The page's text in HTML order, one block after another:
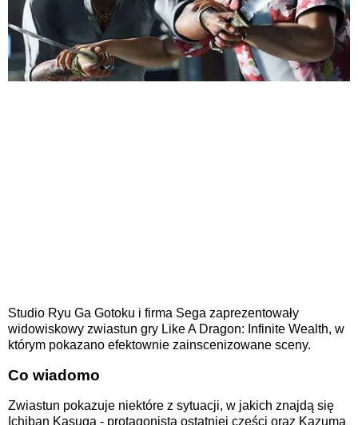
Studio Ryu Ga Gotoku i firma Sega zaprezentowały
widowiskowy zwiastun gry Like A Dragon: Infinite Wealth, w
którym pokazano efektownie zainscenizowane sceny.
Co wiadomo
Zwiastun pokazuje niektóre z sytuacji, w jakich znajdą się
Ichiban Kasuga - protagonista ostatniej części oraz Kazuma